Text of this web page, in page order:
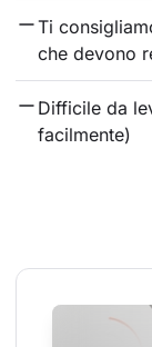
Ti
che devono
Difficile da
facilmente)